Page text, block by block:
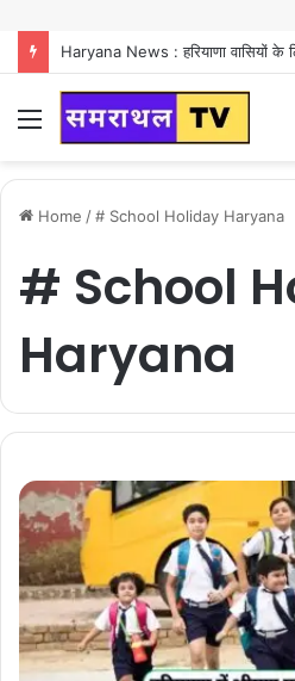
Menu
Home /# School Holiday Haryana
# School
Haryana